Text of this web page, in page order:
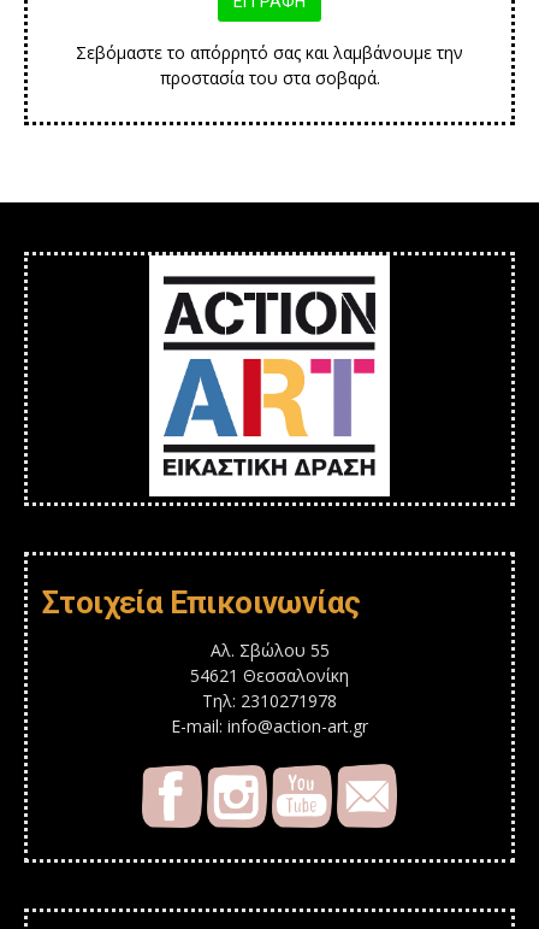
Σεβόμαστε το απόρρητό σας και λαμβάνουμε την
προστασία του στα σοβαρά.
Στοιχεία Επικοινωνίας
Αλ. Σβώλου 55
54621 Θεσσαλονίκη
Τηλ: 2310271978
E-mail: info@action-art.gr